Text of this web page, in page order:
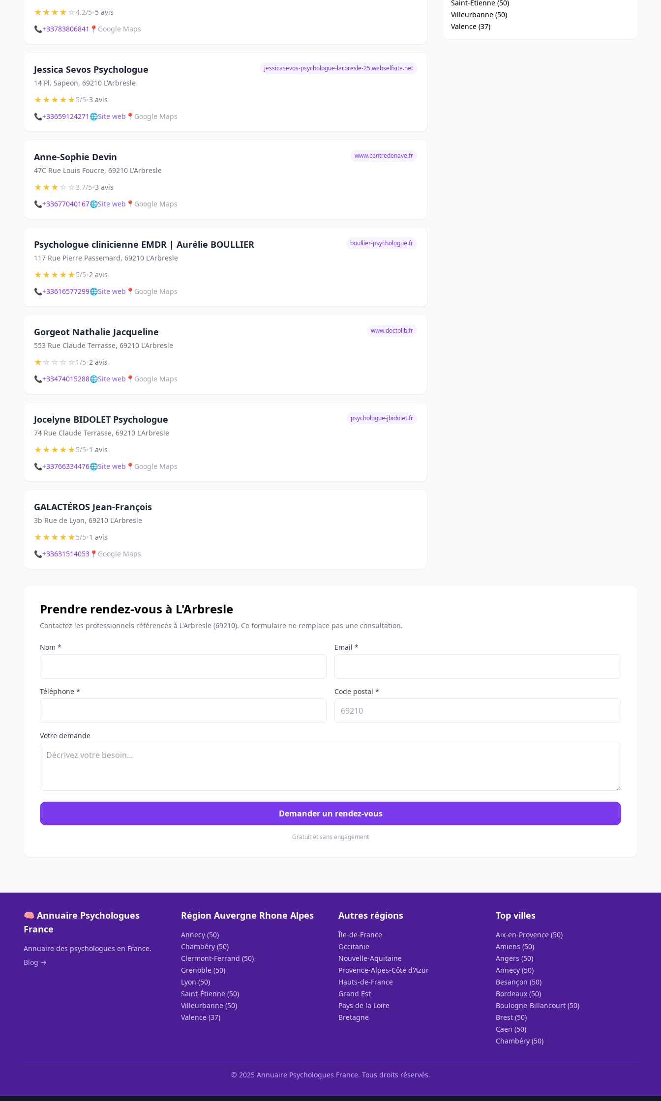
★★★★☆4.2/5•5 avis
📞+33783806841 📍 Google Maps
Jessica Sevos Psychologue
14 Pl. Sapeon, 69210 L'Arbresle
jessicasevos-psychologue-larbresle-25.webselfsite.net
★★★★★5/5•3 avis
📞+33659124271 🌐Site web 📍 Google Maps
Anne-Sophie Devin
47C Rue Louis Foucre, 69210 L'Arbresle
www.centredenave.fr
★★★☆☆3.7/5•3 avis
📞+33677040167🌐Site web 📍 Google Maps
Psychologue clinicienne EMDR | Aurélie BOULLIER
117 Rue Pierre Passemard, 69210 L'Arbresle
boullier-psychologue.fr
★★★★★5/5•2 avis
📞+33616577299🌐Site web 📍 Google Maps
Gorgeot Nathalie Jacqueline
553 Rue Claude Terrasse, 69210 L'Arbresle
www.doctolib.fr
★☆☆☆☆1/5•2 avis
📞+33474015288🌐Site web 📍 Google Maps
Jocelyne BIDOLET Psychologue
74 Rue Claude Terrasse, 69210 L'Arbresle
psychologue-jbidolet.fr
★★★★★5/5•1 avis
📞+33766334476🌐Site web 📍 Google Maps
GALACTÉROS Jean-François
3b Rue de Lyon, 69210 L'Arbresle
★★★★★5/5•1 avis
📞+33631514053 📍 Google Maps
Saint-Étienne (50)
Villeurbanne (50)
Valence (37)
Prendre rendez-vous à L'Arbresle
Contactez les professionnels référencés à L'Arbresle (69210). Ce formulaire ne remplace pas une consultation.
Nom * Email *
Téléphone * Code postal *
Votre demande
Demander un rendez-vous
Gratuit et sans engagement
🧠 Annuaire Psychologues
France
Annuaire des psychologues en France.
Blog →
Région Auvergne Rhone Alpes
Annecy (50)
Chambéry (50)
Clermont-Ferrand (50)
Grenoble (50)
Lyon (50)
Saint-Étienne (50)
Villeurbanne (50)
Valence (37)
Autres régions
Île-de-France
Occitanie
Nouvelle-Aquitaine
Provence-Alpes-Côte d'Azur
Hauts-de-France
Grand Est
Pays de la Loire
Bretagne
Top villes
Aix-en-Provence (50)
Amiens (50)
Angers (50)
Annecy (50)
Besançon (50)
Bordeaux (50)
Boulogne-Billancourt (50)
Brest (50)
Caen (50)
Chambéry (50)
© 2025 Annuaire Psychologues France. Tous droits réservés.